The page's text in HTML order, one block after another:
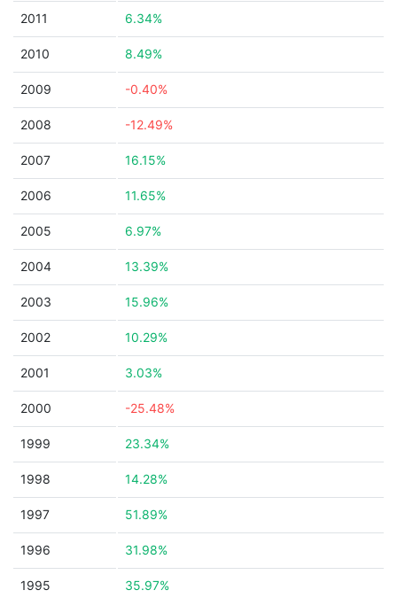
2011 6.34%
2010 8.49%
2009 -0.40%
2008 -12.49%
2007 16.15%
2006 11.65%
2005 6.97%
2004 13.39%
2003 15.96%
2002 10.29%
2001 3.03%
2000 -25.48%
1999 23.34%
1998 14.28%
1997 51.89%
1996 31.98%
1995 35.97%